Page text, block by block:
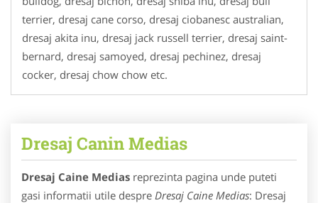
terrier, dresaj cane corso, dresaj ciobanesc australian,
dresaj akita inu, dresaj jack russell terrier, dresaj saint-
bernard, dresaj samoyed, dresaj pechinez, dresaj
cocker, dresaj chow chow etc.
Dresaj Canin Medias
Dresaj Caine Medias reprezinta pagina unde puteti
gasi informatii utile despre Dresaj Caine Medias: Dresaj